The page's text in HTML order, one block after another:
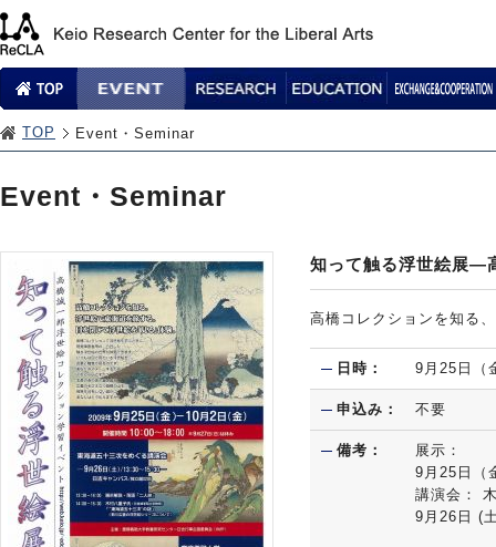
TOP Event・Seminar
Event・Seminar
知って触る浮世絵展―
高橋コレクションを知る
日時： 9月25日（
申込み： 不要
備考：
展示：
9月25日（
講演会：
9月26日 (